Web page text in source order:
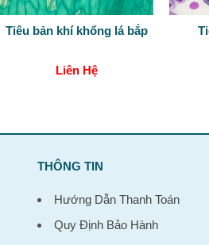
Tiêu bản khí khổng lá bắp
Liên Hệ
THÔNG TIN
Hướng Dẫn Thanh Toán
Quy Định Bảo Hành